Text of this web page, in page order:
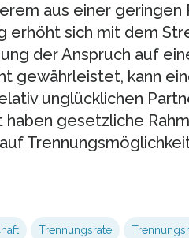
aus einer geringen
erhöht sich mit dem
der Anspruch auf
gewährleistet, kann
unglücklichen
gesetzliche
Trennungsrate